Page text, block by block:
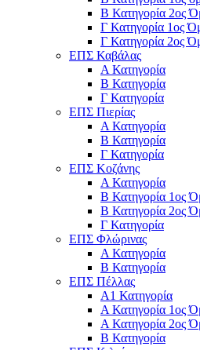
Β Κατηγορία 2ος
Γ Κατηγορία 1ος
Γ Κατηγορία 2ος
ΕΠΣ Καβάλας
Α Κατηγορία
Β Κατηγορία
Γ Κατηγορία
ΕΠΣ Πιερίας
Α Κατηγορία
Β Κατηγορία
Γ Κατηγορία
ΕΠΣ Κοζάνης
Α Κατηγορία
Β Κατηγορία 1ος
Β Κατηγορία 2ος
Γ Κατηγορία
ΕΠΣ Φλώρινας
Α Κατηγορία
Β Κατηγορία
ΕΠΣ Πέλλας
Α1 Κατηγορία
Α Κατηγορία 1ος
Α Κατηγορία 2ος
Β Κατηγορία